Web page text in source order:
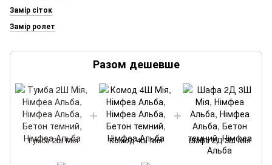
Замір сіток
Замір ролет
Разом дешевше
Тумба 2Ш Мія Комод 4Ш Мія Шафа 2Д 3Ш Мія